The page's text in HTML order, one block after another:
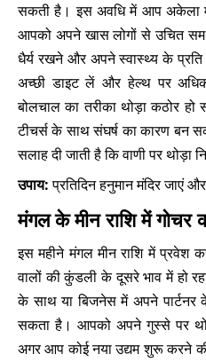
सकती है। इस अवधि में आप
आपको अपने खास लोगों से उचित
धैर्य रखने और अपने स्वास्थ्य के
अच्छी डाइट लें और हेल्थ पर
बोलचाल का तरीका थोड़ा कठोर हो
टीचर्स के साथ संघर्ष का कारण बन
सलाह दी जाती है कि वाणी पर थोड़ा
उपाय:प्रतिदिन हनुमान मंदिर जाएं
मंगल के मीन राशि में गोचर
इस महीने मंगल मीन राशि में प्रवेश
वालों की कुंडली के दूसरे भाव में हो
के साथ या बिजनेस में अपने पार्टनर
सकता है। आपको अपने गुस्से पर
अगर आप कोई नया उद्यम शुरू करने